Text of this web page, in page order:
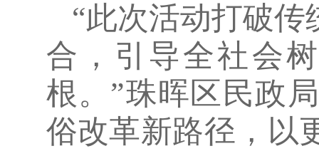
“此次活动打破
合，引导全社会
根。”珠晖区民政
俗改革新路径，以